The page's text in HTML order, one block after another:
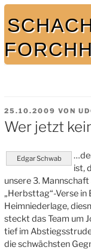
Zum
Inhalt
springen
VERÖFFENTLICHT
AM
25.10.2009 VON
Wer jetzt
Edgar Schwab
ist,
unsere 3.
„Herbsttag“-Verse in
Heimniederlage,
steckt das Team um
tief im
die schwächsten